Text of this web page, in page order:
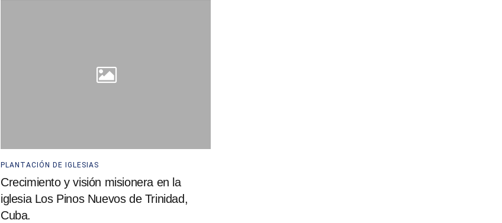
PLANTACIÓN DE IGLESIAS
Crecimiento y visión misionera en la
iglesia Los Pinos Nuevos de Trinidad,
Cuba.